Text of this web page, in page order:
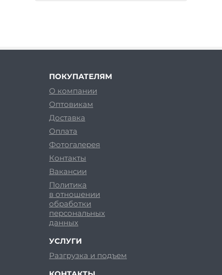
ПОКУПАТЕЛЯМ
О компании
Оптовикам
Доставка
Оплата
Фотогалерея
Контакты
Вакансии
Политика
в отношении
обработки
персональных
данных
УСЛУГИ
Разгрузка и подъем